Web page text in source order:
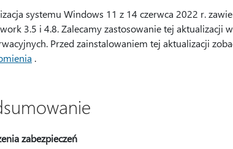
systemu Windows 11 z 14 czerwca 2022 r.
3.5 i 4.8. Zalecamy zastosowanie tej aktualizacji
Przed zainstalowaniem tej aktualizacji
.
zabezpieczeń